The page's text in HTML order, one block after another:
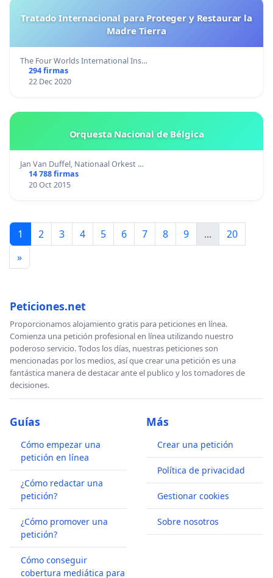
Tratado Internacional para Proteger y Restaurar la
Madre Tierra
The Four Worlds International Ins…
294 firmas
22 Dec 2020
Orquesta Nacional de Bélgica
Jan Van Duffel, Nationaal Orkest …
14 788 firmas
20 Oct 2015
1 2 3 4 5 6 7 8 9 ...
20
»
Peticiones.net
Proporcionamos alojamiento gratis para peticiones en línea.
Comienza una petición profesional en línea utilizando nuestro
poderoso servicio. Todos los días, nuestras peticiones son
mencionadas por los medios, así que crear una petición es una
fantástica manera de destacar ante el publico y los tomadores de
decisiones.
Guías
Cómo empezar una
petición en línea
¿Cómo redactar una
petición?
¿Cómo promover una
petición?
Cómo conseguir
cobertura mediática para
Más
Crear una petición
Política de privacidad
Gestionar cookies
Sobre nosotros